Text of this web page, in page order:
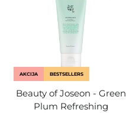
AKCIJA BESTSELLERS
Beauty of Joseon - Green
Plum Refreshing